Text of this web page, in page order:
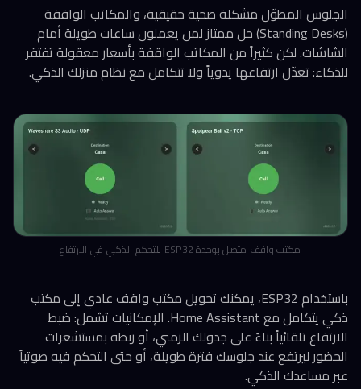
الجلوس المطوّل مشكلة صحية حقيقية، والمكاتب الواقفة
(Standing Desks) حل ممتاز لمن يعملون ساعات طويلة أمام
الشاشات. لكن كثيراً من المكاتب الواقفة بأسعار معقولة تفتقر
للذكاء: تعدّل ارتفاعها يدوياً ولا تتكامل مع نظام منزلك الذكي.
مكتب واقف متصل بوحدة ESP32 للتحكم الذكي في الارتفاع
باستخدام ESP32، يمكنك تحويل مكتب واقف عادي إلى مكتب
ذكي يتكامل مع Home Assistant. الإمكانيات تشمل: ضبط
الارتفاع تلقائياً بناءً على جدولك الزمني، أو ربطه بمستشعرات
الحضور ليرتفع عند جلوسك فترة طويلة، أو حتى التحكم فيه صوتياً
عبر مساعدك الذكي.